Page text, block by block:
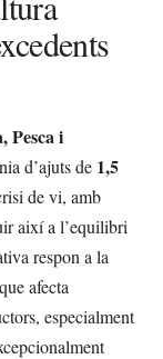
Pesca i
d’ajuts de 1,5
de vi, amb
així a l’equilibri
respon a la
afecta
especialment